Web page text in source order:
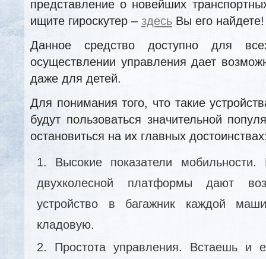
представление о новейших
ищите гироскутер – здесь Вы его найдете!
Данное средство доступно для
осуществлении управления дает
даже для детей.
Для понимания того, что такие
будут пользоваться значительной
остановиться на их главных
Высокие показатели
двухколесной платформы дают
устройство в багажник каждой
кладовую.
Простота управления. Встаешь и